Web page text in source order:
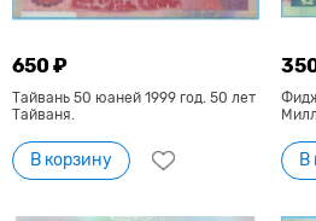
650 ₽
Тайвань 50 юаней 1999 год. 50 лет
Тайваня.
В корзину В